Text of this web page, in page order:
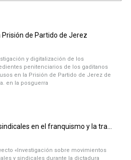
de Partido de Jerez
y digitalización de los
penitenciarios de los gaditanos
en la Prisión de Partido de Jerez de
en la posguerra
«Investigación sobre movimientos
y sindicales durante la dictadura